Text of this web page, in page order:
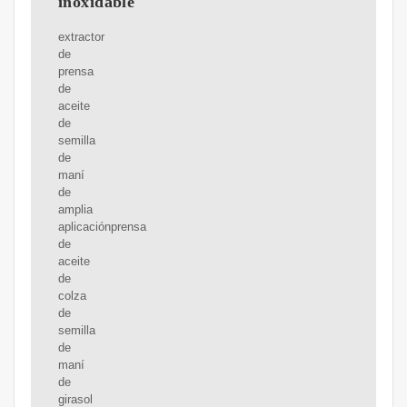
extractor
de
prensa
de
aceite
de
semilla
de
maní
de
amplia
aplicaciónprensa
de
aceite
de
colza
de
semilla
de
maní
de
girasol